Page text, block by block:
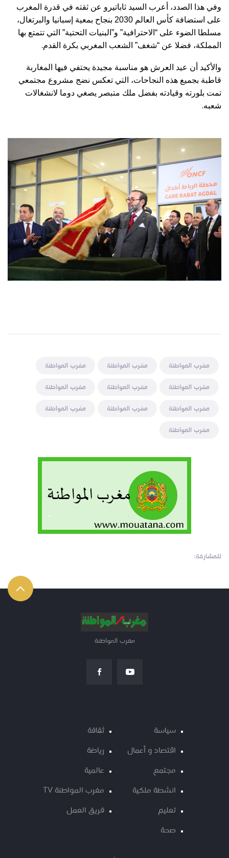
وفي هذا الصدد، أعرب السيد ثاباتيرو عن ثقته في قدرة المغرب
على استضافة كأس العالم 2030 بنجاح بمعية إسبانيا والبرتغال،
مسلطا الضوء على “الاحترافية” و”البنيات التحتية” التي تتمتع بها
المملكة، فضلا عن “شغف” الشعب المغربي بكرة القدم.
والأكيد أن عيد العرش هو مناسبة مجيدة يحتفي فيها المغاربة
قاطبة بجميع هذه النجاحات، التي تعكس نضج مشروع مجتمعي
تمت بلورته وقيادته بفضل ملك متبصر يصغي دوما لانشغالات
شعبه.
مغرب المواطنة مغرب المواطنة
مغرب المواطنة
مغرب المواطنة
مغرب المواطنة
مغرب المواطنة
مغرب المواطنة
مغرب المواطنة
مغرب المواطنة
مغرب المواطنة
للمشاركة:
مغرب المواطنة
سياسة
اقتصاد و أعمال
مجتمع
انشطة ملكية
تعليم
صحة
ثقافة
رياضة
عالمية
مغرب المواطنة TV
فريق العمل